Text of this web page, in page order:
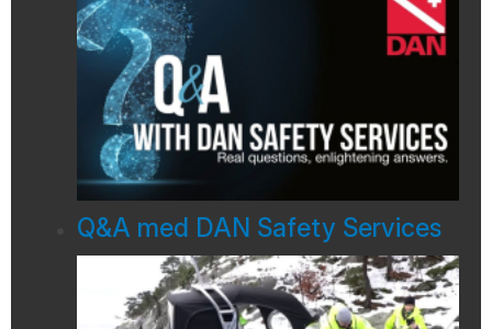
Q&A med DAN Safety Services